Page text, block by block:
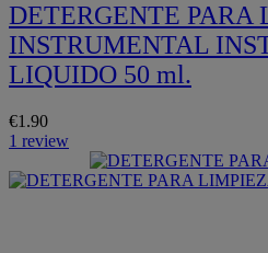
DETERGENTE PARA
INSTRUMENTAL
LIQUIDO 50 ml.
€1.90
1 review